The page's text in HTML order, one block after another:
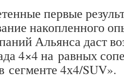
первые
накопленного
Альянса даст
4×4 на равных
сегменте 4х4/SUV».